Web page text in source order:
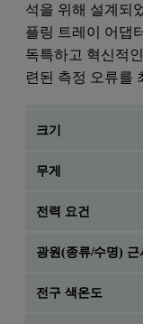
석을 위해 설계되
플링 트레이 어댑
독특하고 혁신적
련된 측정 오류를
크기
무게
전력 요건
광원(종류/수명) 근
전구 색온도